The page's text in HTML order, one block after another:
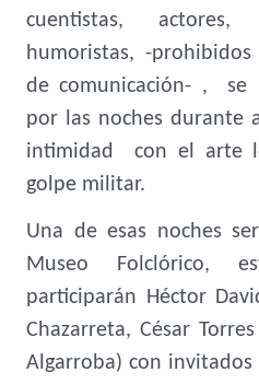
cuentistas, actores,
humoristas, -
de comunicación- , se
por las noches durante
intimidad con el arte
golpe militar.
Una de esas noches
Museo Folclórico,
participarán Héctor
Chazarreta, César
Algarroba) con invitados